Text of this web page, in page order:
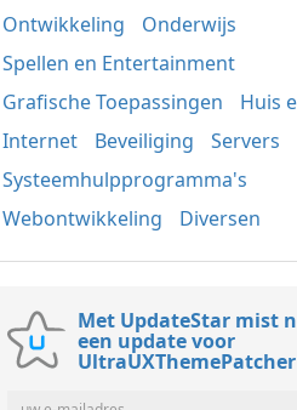
Ontwikkeling
Onderwijs
Spellen en Entertainment
Grafische Toepassingen
Huis
Internet
Beveiliging
Servers
Systeemhulpprogramma's
Webontwikkeling
Diversen
Met UpdateStar mist
een update voor
UltraUXThemePatcher